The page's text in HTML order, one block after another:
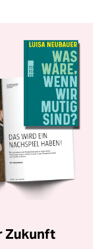
Zukunft